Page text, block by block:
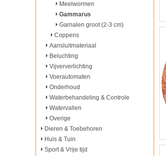
Meelwormen
Gammarus
Garnalen groot (2-3 cm)
Coppens
Aansluitmateriaal
Beluchting
Vijververlichting
Voerautomaten
Onderhoud
Waterbehandeling & Controle
Watervallen
Overige
Dieren & Toebehoren
Huis & Tuin
Sport & Vrije tijd